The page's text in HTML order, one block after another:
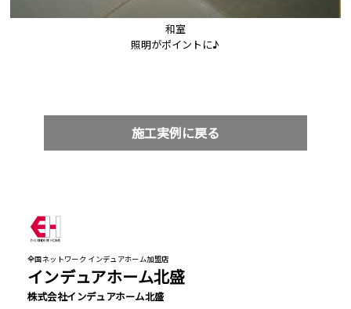
和室
照明がポイントに♪
施工実例に戻る
全国ネットワーク インデュアホーム加盟店
インデュアホーム北盛
株式会社インデュアホーム北盛